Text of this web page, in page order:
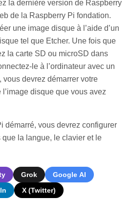
la dernière version de Raspberry
de la Raspberry Pi fondation.
une image disque à l’aide d’un
tel que Etcher. Une fois que
la carte SD ou microSD dans
le à l’ordinateur avec un
devrez démarrer votre
disque que vous avez
démarré, vous devrez configurer
la langue, le clavier et le
Grok
Google AI
X (Twitter)